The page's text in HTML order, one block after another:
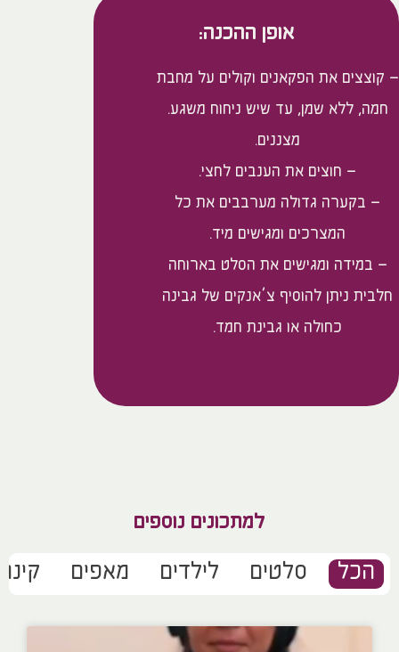
אופן ההכנה:
– קוצצים את הפקאנים וקולים על מחבת
חמה, ללא שמן, עד שיש ניחוח משגע.
מצננים.
– חוצים את הענבים לחצי.
– בקערה גדולה מערבבים את כל
המצרכים ומגישים מיד.
– במידה ומגישים את הסלט בארוחה
חלבית ניתן להוסיף צ’אנקים של גבינה
כחולה או גבינת חמד.
למתכונים נוספים
הכל סלטים לילדים מאפים